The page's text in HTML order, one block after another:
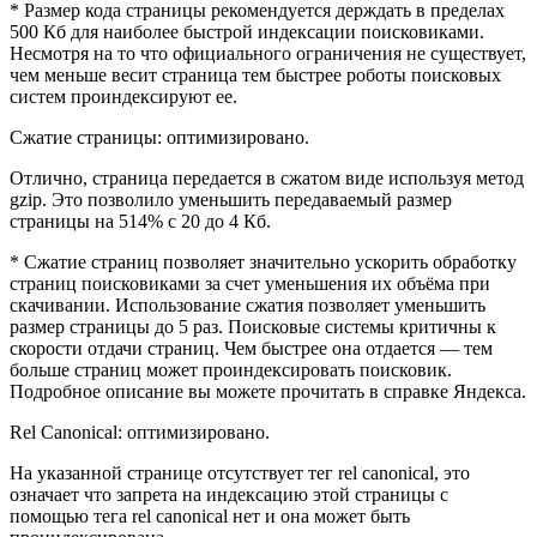
* Размер кода страницы рекомендуется держдать в пределах
500 Кб для наиболее быстрой индексации поисковиками.
Несмотря на то что официального ограничения не существует,
чем меньше весит страница тем быстрее роботы поисковых
систем проиндексируют ее.
Сжатие страницы: оптимизировано.
Отлично, страница передается в сжатом виде используя метод
gzip. Это позволило уменьшить передаваемый размер
страницы на 514% с 20 до 4 Кб.
* Сжатие страниц позволяет значительно ускорить обработку
страниц поисковиками за счет уменьшения их объёма при
скачивании. Использование сжатия позволяет уменьшить
размер страницы до 5 раз. Поисковые системы критичны к
скорости отдачи страниц. Чем быстрее она отдается — тем
больше страниц может проиндексировать поисковик.
Подробное описание вы можете прочитать в справке Яндекса.
Rel Canonical: оптимизировано.
На указанной странице отсутствует тег rel canonical, это
означает что запрета на индексацию этой страницы с
помощью тега rel canonical нет и она может быть